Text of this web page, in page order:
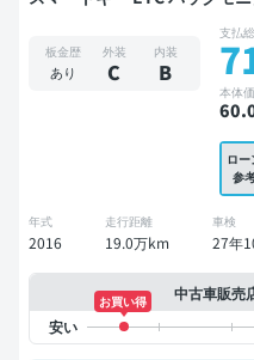
板金歴
あり
外装
C
内装
B
支払
本体
60
ロー
参
年式
2016
走行距離
19.0万km
車検
27年
中古車販売
お買い得